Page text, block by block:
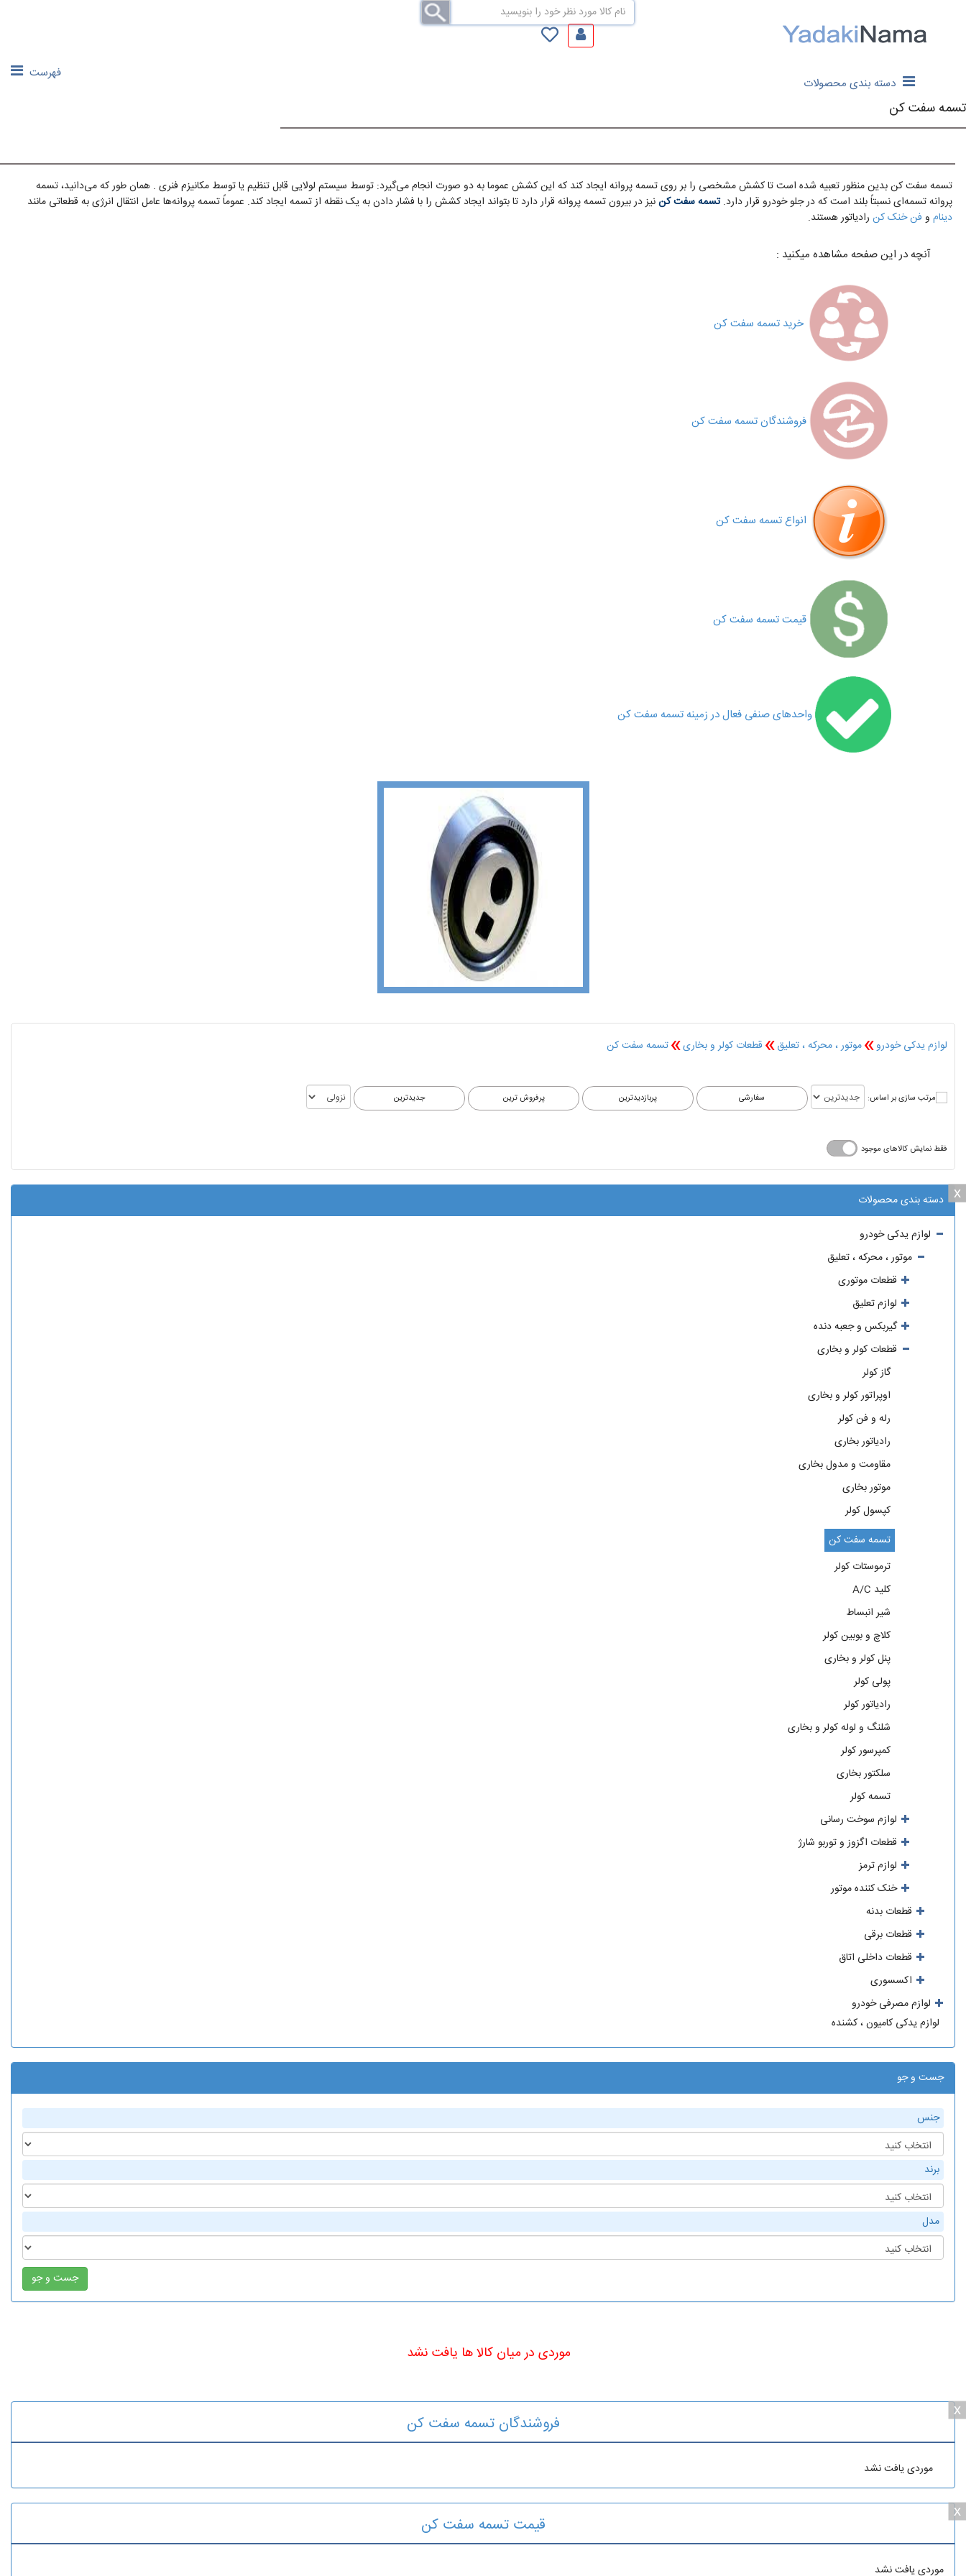
دسته بندی محصولات
فهرست
تسمه سفت کن
تسمه سفت کن بدین منظور تعبیه شده است تا کشش مشخصی را بر روی تسمه پروانه ایجاد کند که این کشش عموما به دو صورت انجام می‌گیرد: توسط سیستم لولایی قابل تنظیم یا توسط مکانیزم فنری . همان طور که می‌دانید، تسمه
پروانه تسمه‌ای نسبتاً بلند است که در جلو خودرو قرار دارد.تسمه سفت کننیز در بیرون تسمه پروانه قرار دارد تا بتواند ایجاد کشش را با فشار دادن به یک نقطه از تسمه ایجاد کند. عموماً تسمه پروانه‌ها عامل انتقال انرژی به قطعاتی مانند
دینام و فن خنک کن رادیاتور هستند.
آنچه در این صفحه مشاهده میکنید :
خرید تسمه سفت کن
فروشندگان تسمه سفت کن
انواع تسمه سفت کن
قیمت تسمه سفت کن
واحدهای صنفی فعال در زمینه تسمه سفت کن
لوازم یدکی خودرو»موتور ، محرکه ، تعلیق» قطعات کولر و بخاری»تسمه سفت کن
مرتب سازی بر اساس:
فقط نمایش کالاهای موجود
x
دسته بندی محصولات
لوازم یدکی خودرو
موتور ، محرکه ، تعلیق
قطعات موتوری
لوازم تعلیق
گیربکس و جعبه دنده
قطعات کولر و بخاری
گاز کولر
اوپراتور کولر و بخاری
رله و فن کولر
رادیاتور بخاری
مقاومت و مدول بخاری
موتور بخاری
کپسول کولر
تسمه سفت کن
ترموستات کولر
کلید A/C
شیر انبساط
کلاچ و بوبین کولر
پنل کولر و بخاری
پولی کولر
رادیاتور کولر
شلنگ و لوله کولر و بخاری
کمپرسور کولر
سلکتور بخاری
تسمه کولر
لوازم سوخت رسانی
قطعات اگزوز و توربو شارژ
لوازم ترمز
خنک کننده موتور
قطعات بدنه
قطعات برقی
قطعات داخلی اتاق
اکسسوری
لوازم مصرفی خودرو
لوازم یدکی کامیون ، کشنده
x
جست و جو
جنس
برند
مدل
موردی در میان کالا ها یافت نشد
x
فروشندگان تسمه سفت کن
موردی یافت نشد
x
قیمت تسمه سفت کن
موردی یافت نشد